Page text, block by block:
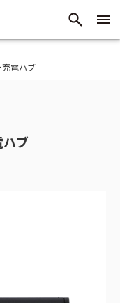
充電ハブ
ブ